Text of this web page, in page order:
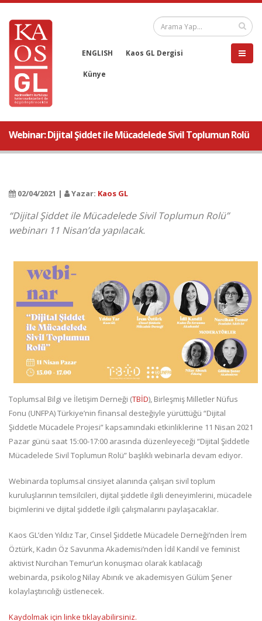
ENGLISH Kaos GL Dergisi
Künye
Webinar: Dijital Şiddet ile Mücadelede Sivil Toplumun Rolü
02/04/2021 | Yazar: Kaos GL
“Dijital Şiddet ile Mücadelede Sivil Toplumun Rolü”
webinarı 11 Nisan’da yapılacak.
Toplumsal Bilgi ve İletişim Derneği (TBİD), Birleşmiş Milletler Nüfus
Fonu (UNFPA) Türkiye’nin finansal desteğiyle yürüttüğü “Dijital
Şiddetle Mücadele Projesi” kapsamındaki etkinliklerine 11 Nisan 2021
Pazar günü saat 15:00-17:00 arasında düzenleyeceği “Dijital Şiddetle
Mücadelede Sivil Toplumun Rolü” başlıklı webinarla devam ediyor.
Webinarda toplumsal cinsiyet alanında çalışan sivil toplum
kuruluşlarının temsilcileri, dijital şiddetle ilgili deneyimlerini, mücadele
biçimlerini ve dijital şiddetle ilgili çalışmalarını paylaşacaklar.
Kaos GL’den Yıldız Tar, Cinsel Şiddetle Mücadele Derneği’nden İrem
Öztürk, Kadın Öz Savunma Akademisi’nden İdil Kandil ve feminist
aktivist Nurcihan Temur’un konuşmacı olarak katılacağı
webinarda, psikolog Nilay Abınık ve akademisyen Gülüm Şener
kolaylaştırıcılığı üstlenecek.
Kaydolmak için linke tıklayabilirsiniz.